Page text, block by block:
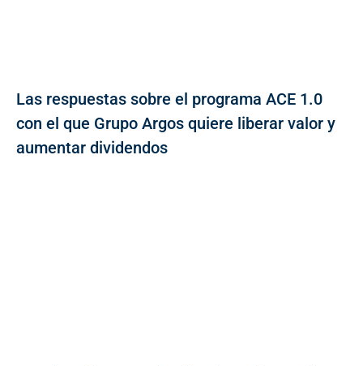
Las respuestas sobre el programa ACE 1.0
con el que Grupo Argos quiere liberar valor y
aumentar dividendos